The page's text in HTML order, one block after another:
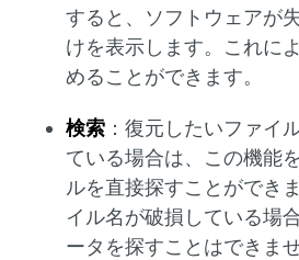
すると、ソフトウェアが
けを表示します。これに
めることができます。
検索 ：復元したいファイ
ている場合は、この機能
ルを直接探すことができ
イル名が破損している場
ータを探すことはできませ